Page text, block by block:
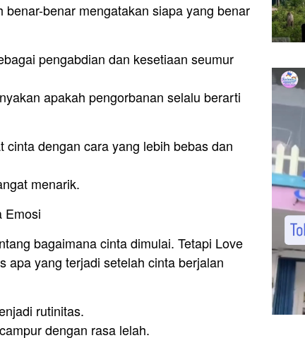
benar mengatakan siapa yang benar
pengabdian dan kesetiaan seumur
apakah pengorbanan selalu berarti
dengan cara yang lebih bebas dan
menarik.
Emosi
bagaimana cinta dimulai. Tetapi Love
apa yang terjadi setelah cinta berjalan
rutinitas.
dengan rasa lelah.